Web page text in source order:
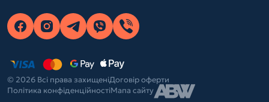
© 2026 Всі права захищеніДоговір оферти
Політика конфіденційностіМапа сайту